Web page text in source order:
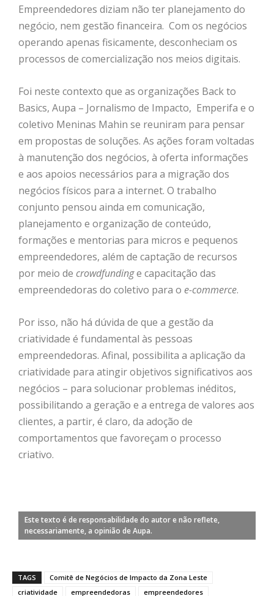
Empreendedores diziam não ter planejamento do
negócio, nem gestão financeira. Com os negócios
operando apenas fisicamente, desconheciam os
processos de comercialização nos meios digitais.
Foi neste contexto que as organizações Back to
Basics, Aupa – Jornalismo de Impacto, Emperifa e o
coletivo Meninas Mahin se reuniram para pensar
em propostas de soluções. As ações foram voltadas
à manutenção dos negócios, à oferta informações
e aos apoios necessários para a migração dos
negócios físicos para a internet. O trabalho
conjunto pensou ainda em comunicação,
planejamento e organização de conteúdo,
formações e mentorias para micros e pequenos
empreendedores, além de captação de recursos
por meio de crowdfundinge capacitação das
empreendedoras do coletivo para o e-commerce.
Por isso, não há dúvida de que a gestão da
criatividade é fundamental às pessoas
empreendedoras. Afinal, possibilita a aplicação da
criatividade para atingir objetivos significativos aos
negócios – para solucionar problemas inéditos,
possibilitando a geração e a entrega de valores aos
clientes, a partir, é claro, da adoção de
comportamentos que favoreçam o processo
criativo.
Este texto é de responsabilidade do autor e não reflete,
necessariamente, a opinião de Aupa.
TAGS
Comitê de Negócios de Impacto da Zona Leste
criatividade
empreendedoras empreendedores